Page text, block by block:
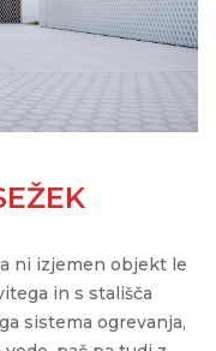
ni izjemen objekt le
in s stališča
sistema ogrevanja,